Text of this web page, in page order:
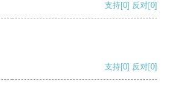
支持[0] 反对[0]
支持[0] 反对[0]